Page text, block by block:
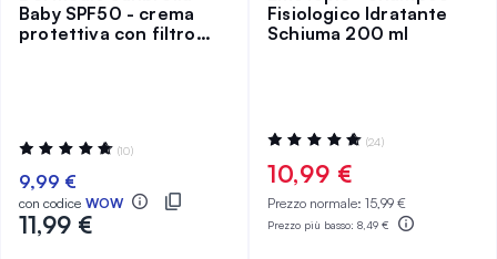
Baby SPF50 - crema
protettiva con filtro
Valutazione:
96%
(10)
9,99 €
con codice WOW
11,99 €
Fisiologico Idratante
Schiuma 200 ml
Valutazione:
100%
(24)
10,99 €
Prezzo normale: 15,99 €
Prezzo più basso: 8,49 €